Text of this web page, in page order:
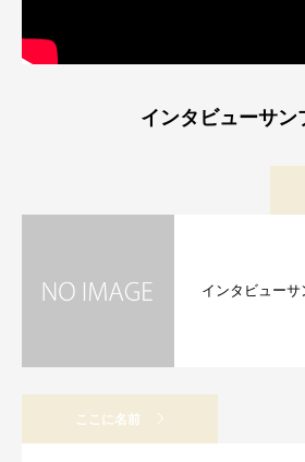
インタビューサン
インタビューサ
ここに名前